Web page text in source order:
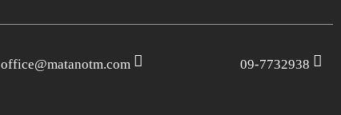
09-7732938
office@matanotm.com